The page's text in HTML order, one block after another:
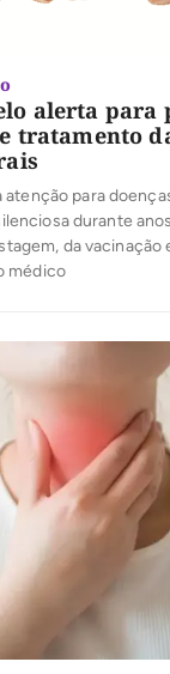
alerta para
tratamento
atenção para
durante
da vacinação
médico